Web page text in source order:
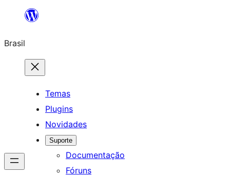
o
conteúdo
Brasil
Temas
Plugins
Novidades
Suporte
Documentação
Fóruns